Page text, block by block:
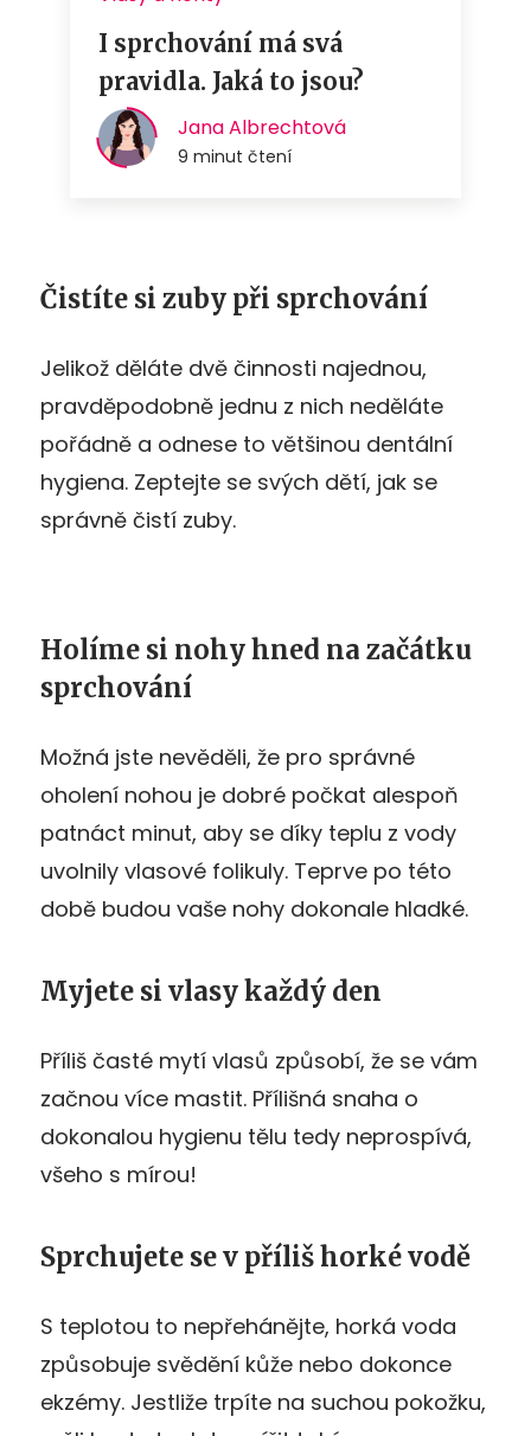
Čistíte si zuby při sprchování
Jelikož děláte dvě činnosti najednou,
pravděpodobně jednu z nich neděláte
pořádně a odnese to většinou dentální
hygiena. Zeptejte se svých dětí, jak se
správně čistí zuby.
Holíme si nohy hned na začátku
sprchování
Možná jste nevěděli, že pro správné
oholení nohou je dobré počkat alespoň
patnáct minut, aby se díky teplu z vody
uvolnily vlasové folikuly. Teprve po této
době budou vaše nohy dokonale hladké.
Myjete si vlasy každý den
Příliš časté mytí vlasů způsobí, že se vám
začnou více mastit. Přílišná snaha o
dokonalou hygienu tělu tedy neprospívá,
všeho s mírou!
Sprchujete se v příliš horké vodě
S teplotou to nepřehánějte, horká voda
způsobuje svědění kůže nebo dokonce
ekzémy. Jestliže trpíte na suchou pokožku,